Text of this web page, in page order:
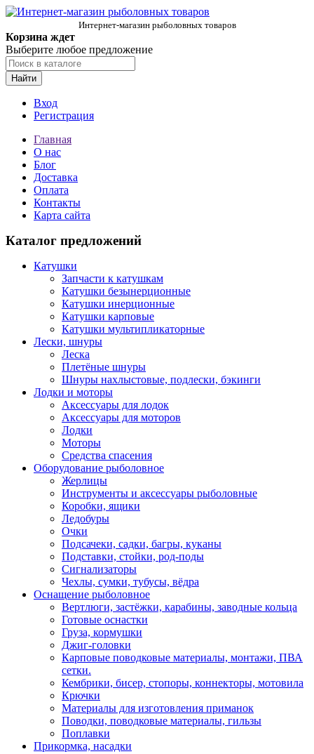
Интернет-магазин рыболовных товаров
Корзина ждет
Выберите любое предложение
Найти
Вход
Регистрация
Главная
О нас
Блог
Доставка
Оплата
Контакты
Карта сайта
Каталог предложений
Катушки
Запчасти к катушкам
Катушки безынерционные
Катушки инерционные
Катушки карповые
Катушки мультипликаторные
Лески, шнуры
Леска
Плетёные шнуры
Шнуры нахлыстовые, подлески, бэкинги
Лодки и моторы
Аксессуары для лодок
Аксессуары для моторов
Лодки
Моторы
Средства спасения
Оборудование рыболовное
Жерлицы
Инструменты и аксессуары рыболовные
Коробки, ящики
Ледобуры
Очки
Подсачеки, садки, багры, куканы
Подставки, стойки, род-поды
Сигнализаторы
Чехлы, сумки, тубусы, вёдра
Оснащение рыболовное
Вертлюги, застёжки, карабины, заводные кольца
Готовые оснастки
Груза, кормушки
Джиг-головки
Карповые поводковые материалы, монтажи, ПВА
сетки.
Кембрики, бисер, стопоры, коннекторы, мотовила
Крючки
Материалы для изготовления приманок
Поводки, поводковые материалы, гильзы
Поплавки
Прикормка, насадки